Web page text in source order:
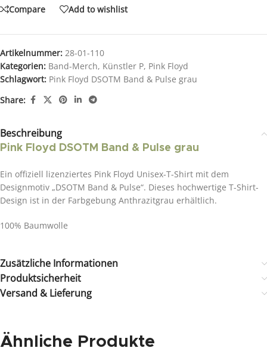
Compare Add to wishlist
Artikelnummer: 28-01-110
Kategorien: Band-Merch, Künstler P, Pink Floyd
Schlagwort: Pink Floyd DSOTM Band & Pulse grau
Share:
Beschreibung
Pink Floyd DSOTM Band & Pulse grau
Ein offiziell lizenziertes Pink Floyd Unisex-T-Shirt mit dem
Designmotiv „DSOTM Band & Pulse“. Dieses hochwertige T-Shirt-
Design ist in der Farbgebung Anthrazitgrau erhältlich.
100% Baumwolle
Zusätzliche Informationen
Produktsicherheit
Versand & Lieferung
Ähnliche Produkte